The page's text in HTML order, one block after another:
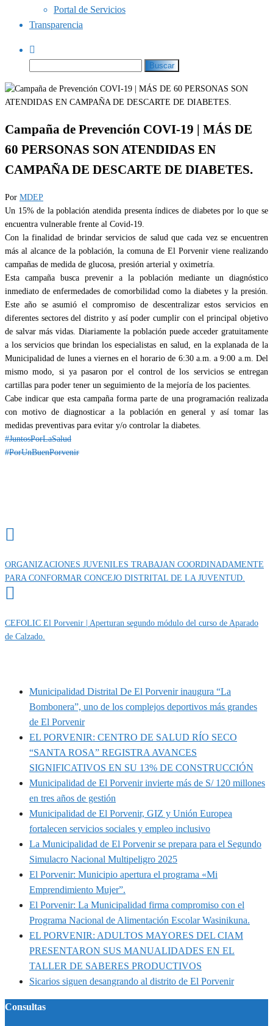
Portal de Servicios
Transparencia
Campaña de Prevención COVI-19 | MÁS DE
60 PERSONAS SON ATENDIDAS EN
CAMPAÑA DE DESCARTE DE DIABETES.
Por MDEP
Un 15% de la población atendida presenta índices de diabetes por lo que se
encuentra vulnerable frente al Covid-19.
Con la finalidad de brindar servicios de salud que cada vez se encuentren
más al alcance de la población, la comuna de El Porvenir viene realizando
campañas de medida de glucosa, presión arterial y oximetría.
Esta campaña busca prevenir a la población mediante un diagnóstico
inmediato de enfermedades de comorbilidad como la diabetes y la presión.
Este año se asumió el compromiso de descentralizar estos servicios en
diferentes sectores del distrito y así poder cumplir con el principal objetivo
de salvar más vidas. Diariamente la población puede acceder gratuitamente
a los servicios que brindan los especialistas en salud, en la explanada de la
Municipalidad de lunes a viernes en el horario de 6:30 a.m. a 9:00 a.m. Del
mismo modo, si ya pasaron por el control de los servicios se entregan
cartillas para poder tener un seguimiento de la mejoría de los pacientes.
Cabe indicar que esta campaña forma parte de una programación realizada
con motivo de diagnosticar a la población en general y así tomar las
medidas preventivas para evitar y/o controlar la diabetes.
#JuntosPorLaSalud
#PorUnBuenPorvenir
ORGANIZACIONES JUVENILES TRABAJAN COORDINADAMENTE
PARA CONFORMAR CONCEJO DISTRITAL DE LA JUVENTUD.
CEFOLIC El Porvenir | Aperturan segundo módulo del curso de Aparado
de Calzado.
Municipalidad Distrital De El Porvenir inaugura “La
Bombonera”, uno de los complejos deportivos más grandes
de El Porvenir
EL PORVENIR: CENTRO DE SALUD RÍO SECO
“SANTA ROSA” REGISTRA AVANCES
SIGNIFICATIVOS EN SU 13% DE CONSTRUCCIÓN
Municipalidad de El Porvenir invierte más de S/ 120 millones
en tres años de gestión
Municipalidad de El Porvenir, GIZ y Unión Europea
fortalecen servicios sociales y empleo inclusivo
La Municipalidad de El Porvenir se prepara para el Segundo
Simulacro Nacional Multipeligro 2025
El Porvenir: Municipio apertura el programa «Mi
Emprendimiento Mujer”.
El Porvenir: La Municipalidad firma compromiso con el
Programa Nacional de Alimentación Escolar Wasinikuna.
EL PORVENIR: ADULTOS MAYORES DEL CIAM
PRESENTARON SUS MANUALIDADES EN EL
TALLER DE SABERES PRODUCTIVOS
Sicarios siguen desangrando al distrito de El Porvenir
Consultas